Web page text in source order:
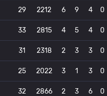
29 2212 6 9 4 0
33 2815 4 5 4 0
31 2318 2 3 3 0
25 2022 3 1 3 0
32 2866 2 3 6 0